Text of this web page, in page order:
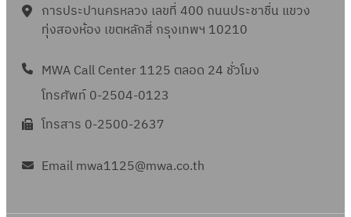
การประปานครหลวง เลขที่ 400 ถนนประชาชื่น แขวง
ทุ่งสองห้อง เขตหลักสี่ กรุงเทพฯ 10210
MWA Call Center 1125 ตลอด 24 ชั่วโมง
โทรศัพท์ 0-2504-0123
โทรสาร 0-2500-2637
Email mwa1125@mwa.co.th